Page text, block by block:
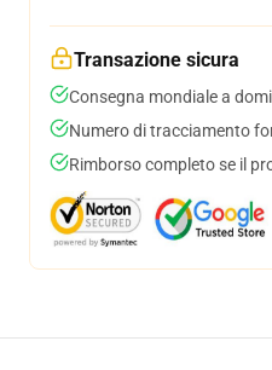
Transazione sicura
Consegna mondiale a
Numero di tracciamento
Rimborso completo se il